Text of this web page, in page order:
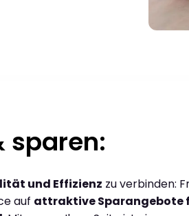
sparen:
und Effizienz zu verbinden:
auf attraktive Sparangebote